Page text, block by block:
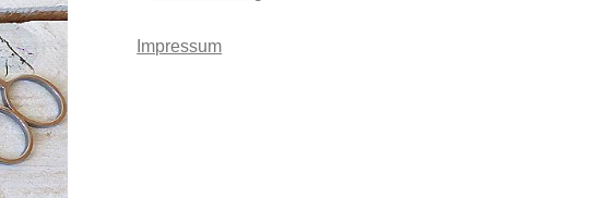
Impressum